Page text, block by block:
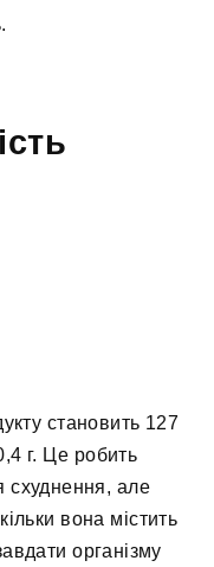
становить 127
г. Це робить
схуднення, але
вона містить
організму